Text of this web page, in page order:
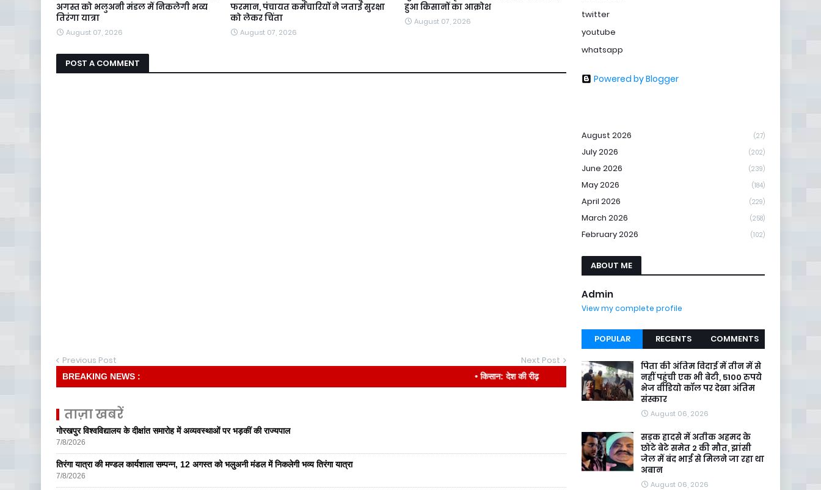
अगस्त को भलुअनी मंडल में निकलेगी भव्य
तिरंगा यात्रा
August 07, 2026
फरमान, पंचायत कर्मचारियों ने जताई सुरक्षा
को लेकर चिंता
August 07, 2026
हुआ किसानों का आक्रोश
August 07, 2026
POST A COMMENT
Previous Post Next Post
BREAKING NEWS : • किसान: देश की रीढ़
ताज़ा खबरें
गोरखपुर विश्वविद्यालय के दीक्षांत समारोह में अव्यवस्थाओं पर भड़कीं की राज्यपाल
7/8/2026
तिरंगा यात्रा की मण्डल कार्यशाला सम्पन्न, 12 अगस्त को भलुअनी मंडल में निकलेगी भव्य तिरंगा यात्रा
7/8/2026
twitter
youtube
whatsapp
Powered by Blogger
August 2026 (27)
July 2026 (202)
June 2026 (239)
May 2026 (184)
April 2026 (229)
March 2026 (258)
February 2026 (102)
ABOUT ME
Admin
View my complete profile
POPULAR RECENTS COMMENTS
पिता की अंतिम विदाई में तीन में से
नहीं पहुंची एक भी बेटी, 5100 रुपये
भेज वीडियो कॉल पर देखा अंतिम
संस्कार
August 06, 2026
सड़क हादसे में अतीक अहमद के
छोटे बेटे समेत 2 की मौत, झांसी
जेल में बंद भाई से मिलने जा रहा था
अबान
August 06, 2026